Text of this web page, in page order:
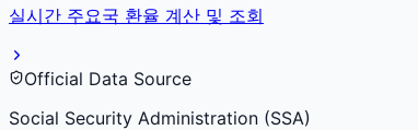
실시간 주요국 환율 계산 및 조회
Official Data Source
Social Security Administration (SSA)